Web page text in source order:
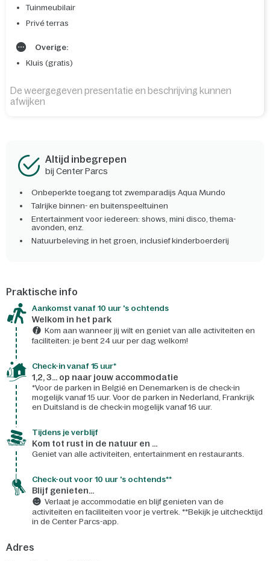
Tuinmeubilair
Privé terras
Overige:
Kluis (gratis)
De weergegeven presentatie en beschrijving kunnen
afwijken
Altijd inbegrepen
bij Center Parcs
Onbeperkte toegang tot zwemparadijs Aqua Mundo
Talrijke binnen- en buitenspeeltuinen
Entertainment voor iedereen: shows, mini disco, thema-
avonden, enz.
Natuurbeleving in het groen, inclusief kinderboerderij
Praktische info
Aankomst vanaf 10 uur 's ochtends
Welkom in het park
Kom aan wanneer jij wilt en geniet van alle activiteiten en
faciliteiten: je bent 24 uur per dag welkom!
Check-in vanaf 15 uur*
1,2, 3... op naar jouw accommodatie
*Voor de parken in België en Denemarken is de check-in
mogelijk vanaf 15 uur. Voor de parken in Nederland, Frankrijk
en Duitsland is de check-in mogelijk vanaf 16 uur.
Tijdens je verblijf
Kom tot rust in de natuur en ...
Geniet van alle activiteiten, entertainment en restaurants.
Check-out voor 10 uur 's ochtends**
Blijf genieten...
Verlaat je accommodatie en blijf genieten van de
activiteiten en faciliteiten voor je vertrek. **Bekijk je uitchecktijd
in de Center Parcs-app.
Adres